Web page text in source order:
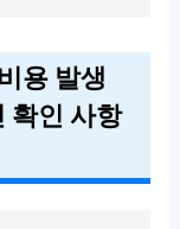
용 발생
확인 사항